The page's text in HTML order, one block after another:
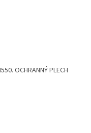
OCHRANNÝ PLECH